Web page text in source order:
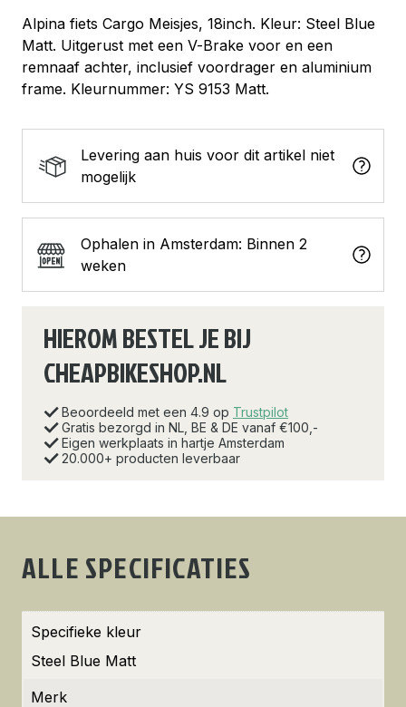
Steel
Blue
Matt
aantal
Alpina fiets Cargo Meisjes, 18inch. Kleur: Steel Blue
Matt. Uitgerust met een V-Brake voor en een
remnaaf achter, inclusief voordrager en aluminium
frame. Kleurnummer: YS 9153 Matt.
Levering aan huis voor dit artikel niet
mogelijk
Ophalen in Amsterdam: Binnen 2
weken
HIEROM BESTEL JE BIJ
CHEAPBIKESHOP.NL
Beoordeeld met een 4.9 op Trustpilot
Gratis bezorgd in NL, BE & DE vanaf €100,-
Eigen werkplaats in hartje Amsterdam
20.000+ producten leverbaar
ALLE SPECIFICATIES
Specifieke kleur
Steel Blue Matt
Merk